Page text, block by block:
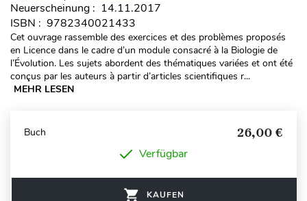
Neuerscheinung : 14.11.2017
ISBN : 9782340021433
Cet ouvrage rassemble des exercices et des problèmes proposés
en Licence dans le cadre d’un module consacré à la Biologie de
l’Évolution. Les sujets abordent des thématiques variées et ont été
conçus par les auteurs à partir d’articles scientifiques r...
MEHR LESEN
Buch 26,00 €
Verfügbar
KAUFEN